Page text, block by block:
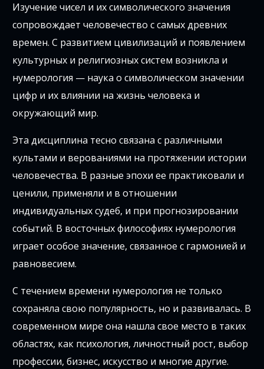
Изучение чисел и их символического значения
сопровождает человечество с самых древних
времен. С развитием цивилизаций и появлением
культурных и религиозных систем возникла и
нумерология — наука о символическом значении
цифр и их влиянии на жизнь человека и
окружающий мир.
Эта дисциплина тесно связана с различными
культами и верованиями на протяжении истории
человечества. В разные эпохи ее практиковали и
ценили, применяли и в отношении
индивидуальных судеб, и при прогнозировании
событий. В восточных философиях нумерология
играет особое значение, связанное с гармонией и
равновесием.
С течением времени нумерология не только
сохраняла свою популярность, но и развивалась. В
современном мире она нашла свое место в таких
областях, как психология, личностный рост, выбор
профессии, бизнес, искусство и многие другие.